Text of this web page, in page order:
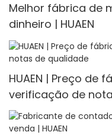
Melhor fábrica de
dinheiro | HUAEN
HUAEN | Preço de
verificação de